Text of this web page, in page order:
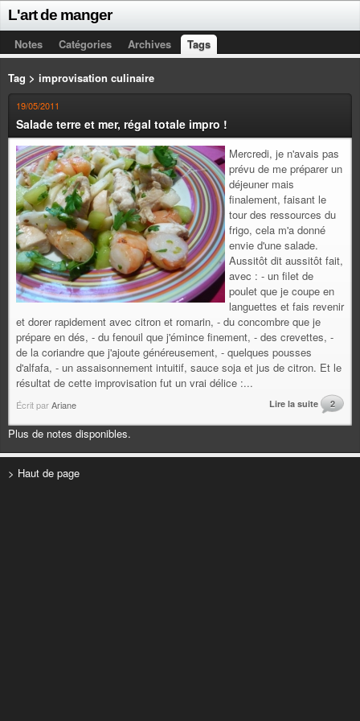
L'art de manger
Notes Catégories Archives Tags
Tag > improvisation culinaire
19/05/2011
Salade terre et mer, régal totale impro !
Mercredi, je n'avais pas
prévu de me préparer un
déjeuner mais
finalement, faisant le
tour des ressources du
frigo, cela m'a donné
envie d'une salade.
Aussitôt dit aussitôt fait,
avec : - un filet de
poulet que je coupe en
languettes et fais revenir
et dorer rapidement avec citron et romarin, - du concombre que je
prépare en dés, - du fenouil que j'émince finement, - des crevettes, -
de la coriandre que j'ajoute généreusement, - quelques pousses
d'alfafa, - un assaisonnement intuitif, sauce soja et jus de citron. Et le
résultat de cette improvisation fut un vrai délice :...
Écrit parAriane Lire la suite 2
Plus de notes disponibles.
> Haut de page